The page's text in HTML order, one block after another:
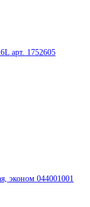
арт. 1752605
эконом 044001001